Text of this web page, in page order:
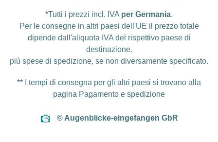
*Tutti i prezzi incl. IVA per Germania.
Per le consegne in altri paesi dell'UE il prezzo totale
dipende dall'aliquota IVA del rispettivo paese di
destinazione.
più spese di spedizione, se non diversamente specificato.
** I tempi di consegna per gli altri paesi si trovano alla
pagina Pagamento e spedizione
© Augenblicke-eingefangen GbR